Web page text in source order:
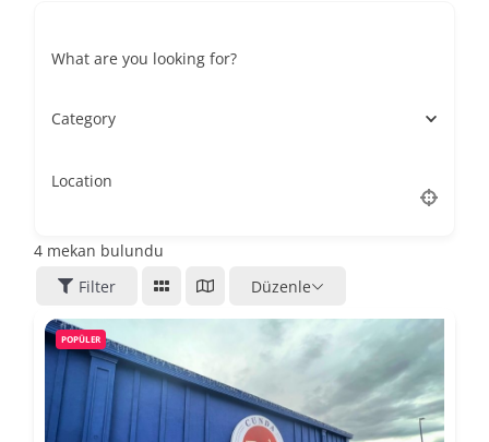
What are you looking for?
Category
Location
4 mekan bulundu
Filter
Düzenle
POPÜLER